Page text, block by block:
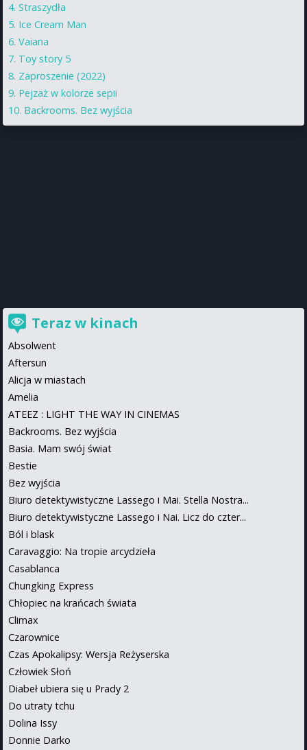
Straszydła
Ice Cream Man
Vaiana
Toy story 5
Zaproszenie (2022)
Pejzaż w kolorze sepii
Backrooms. Bez wyjścia
Teraz w kinach
Absolwent
Aftersun
Alicja w miastach
Amelia
ATEEZ : LIGHT THE WAY IN CINEMAS
Backrooms. Bez wyjścia
Basia. Mam swój świat
Bestie
Bez wyjścia
Biuro detektywistyczne Lassego i Mai. Stella Nostra...
Biuro detektywistyczne Lassego i Nai. Licz do czter...
Ból i blask
Caravaggio: Na tropie arcydzieła
Casablanca
Chungking Express
Chłopiec na krańcach świata
Climax
Czarownice
Czas Apokalipsy: Wersja Reżyserska
Człowiek Słoń
Diabeł ubiera się u Prady 2
Do utraty tchu
Dolina Issy
Donnie Darko